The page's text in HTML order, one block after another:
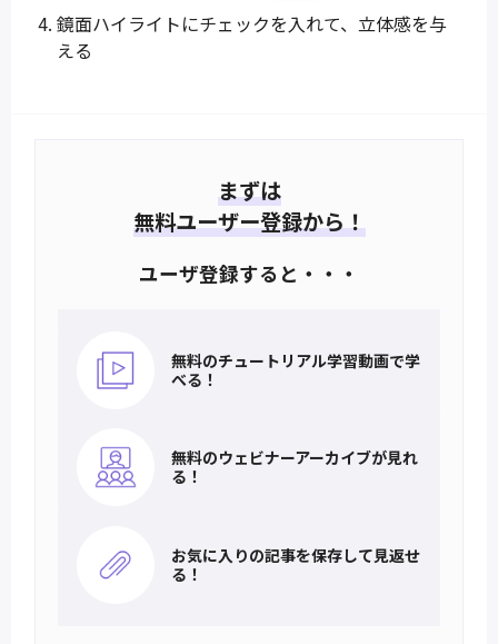
鏡面ハイライトにチェックを入れて、立体感を与
える
まずは
無料ユーザー登録から！
ユーザ登録すると・・・
無料のチュートリアル学習動画で学
べる！
無料のウェビナーアーカイブが見れ
る！
お気に入りの記事を保存して見返せ
る！